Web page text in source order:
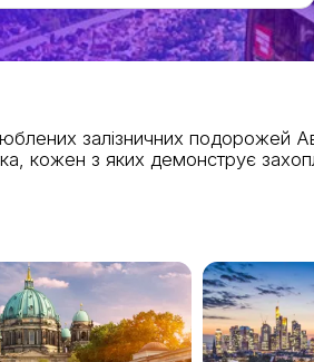
залізничних подорожей
кожен з яких демонструє